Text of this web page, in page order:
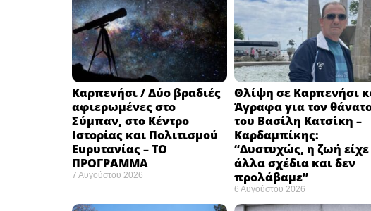
Καρπενήσι / Δύο βραδιές
αφιερωμένες στο
Σύμπαν, στο Κέντρο
Ιστορίας και Πολιτισμού
Ευρυτανίας – ΤΟ
ΠΡΟΓΡΑΜΜΑ
7 Αυγούστου 2026
Θλίψη σε Καρπενήσι
Άγραφα για τον
του Βασίλη Κατσίκη –
Καρδαμπίκης:
“Δυστυχώς, η ζωή είχε
άλλα σχέδια και δεν
προλάβαμε”
6 Αυγούστου 2026